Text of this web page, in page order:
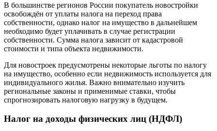
В большинстве регионов России покупатель новостройки
освобождён от уплаты налога на переход права
собственности, однако налог на имущество в дальнейшем
необходимо будет уплачивать в случае регистрации
собственности. Сумма налога зависит от кадастровой
стоимости и типа объекта недвижимости.
Для новостроек предусмотрены некоторые льготы по налогу
на имущество, особенно если недвижимость используется для
индивидуального жилья. Важно внимательно изучить
региональные законы и применимые ставки, чтобы
спрогнозировать налоговую нагрузку в будущем.
Налог на доходы физических лиц (НДФЛ)